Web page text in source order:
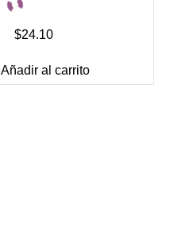
$24.10
Añadir al carrito